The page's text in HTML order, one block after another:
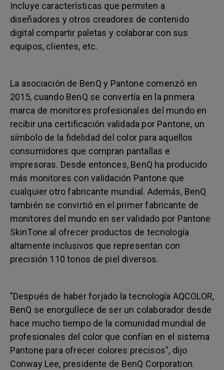
Incluye características que permiten a
diseñadores y otros creadores de contenido
digital compartir paletas y colaborar con sus
equipos, clientes, etc.
La asociación de BenQ y Pantone comenzó en
2015, cuando BenQ se convertía en la primera
marca de monitores profesionales del mundo en
recibir una certificación validada por Pantone, un
símbolo de la fidelidad del color para aquellos
consumidores que compran pantallas e
impresoras. Desde entonces, BenQ ha producido
más monitores con validación Pantone que
cualquier otro fabricante mundial. Además, BenQ
también se convirtió en el primer fabricante de
monitores del mundo en ser validado por Pantone
SkinTone al ofrecer productos de tecnología
altamente inclusivos que representan con
precisión 110 tonos de piel diversos.
"Después de haber forjado la tecnología AQCOLOR,
BenQ se enorgullece de ser un colaborador desde
hace mucho tiempo de la comunidad mundial de
profesionales del color que confían en el sistema
Pantone para ofrecer colores precisos", dijo
Conway Lee, presidente de BenQ Corporation.